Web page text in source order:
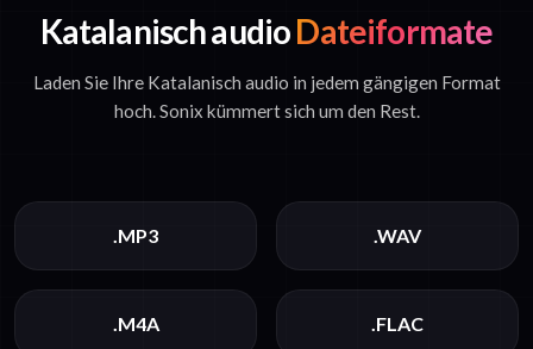
Katalanisch audioDateiformate
Laden Sie Ihre Katalanisch audio in jedem gängigen Format
hoch. Sonix kümmert sich um den Rest.
.MP3 .WAV
.M4A .FLAC